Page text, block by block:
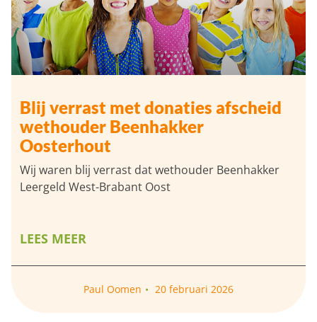
Blij verrast met donaties afscheid
wethouder Beenhakker
Oosterhout
Wij waren blij verrast dat wethouder Beenhakker
Leergeld West-Brabant Oost
LEES MEER
Paul Oomen 20 februari 2026